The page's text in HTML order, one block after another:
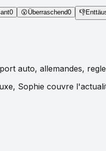
0 😮Überraschend0 👎
auto, allemandes,
Sophie couvre